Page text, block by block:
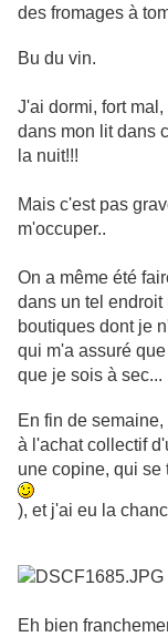
des fromages à
Bu du vin.
J'ai dormi, fort
dans mon lit dans
la nuit!!!
Mais c'est pas
m'occuper..
On a même été
dans un tel endroit
boutiques dont je
qui m'a assuré
que je sois à sec...
En fin de
à l'achat collectif
une copine, qui se
), et j'ai eu la
Eh bien